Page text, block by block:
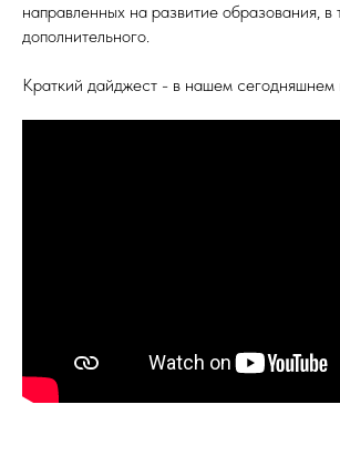
направленных на развитие образования, в
дополнительного.
Краткий дайджест - в нашем сегодняшнем